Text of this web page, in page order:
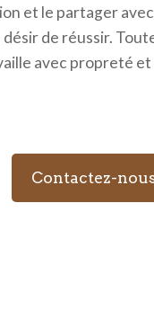
et le partager avec
de réussir.
avec propreté et
Contactez-